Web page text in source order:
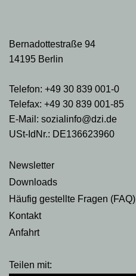
Bernadottestraße 94
14195 Berlin
Telefon: +49 30 839 001-0
Telefax: +49 30 839 001-85
E-Mail: sozialinfo@dzi.de
USt-IdNr.: DE136623960
Newsletter
Downloads
Häufig gestellte Fragen (FAQ)
Kontakt
Anfahrt
Teilen mit: